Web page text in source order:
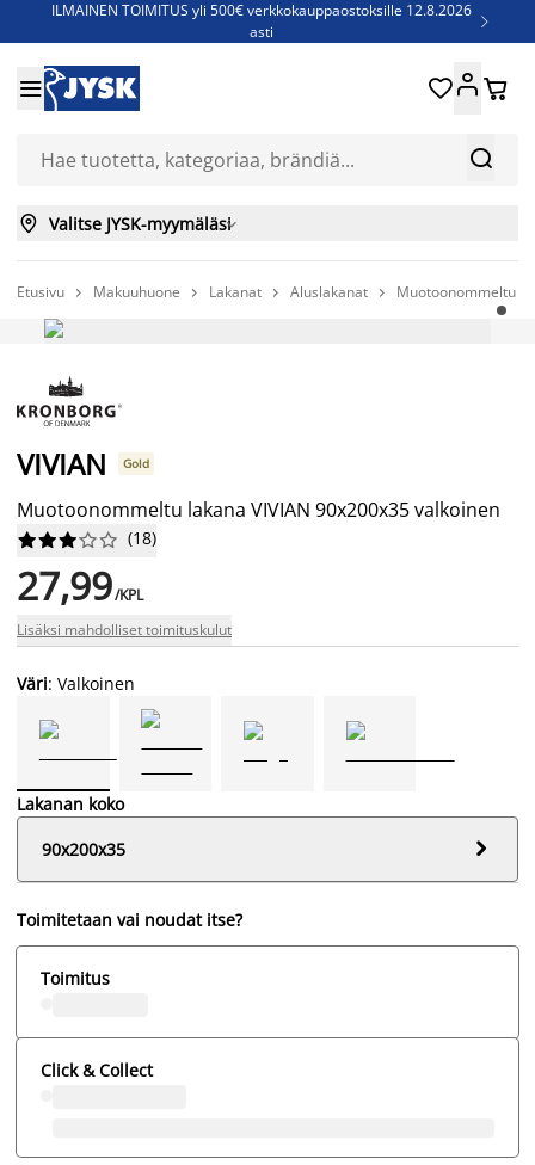
ILMAINEN TOIMITUS yli 500€ verkkokauppaostoksille 12.8.2026
asti

Jenkkisänkyjä - Säästä jopa 60%


 
 Valitse JYSK-myymäläsi
Etusivu  Makuuhuone  Lakanat  Aluslakanat  Muotoonommeltu
VIVIAN Gold
Muotoonommeltu lakana VIVIAN 90x200x35 valkoinen





 (18)
27,99/KPL
Lisäksi mahdolliset toimituskulut
Väri: Valkoinen
Lakanan koko
90x200x35

Toimitetaan vai noudat itse?
Toimitus
Click & Collect